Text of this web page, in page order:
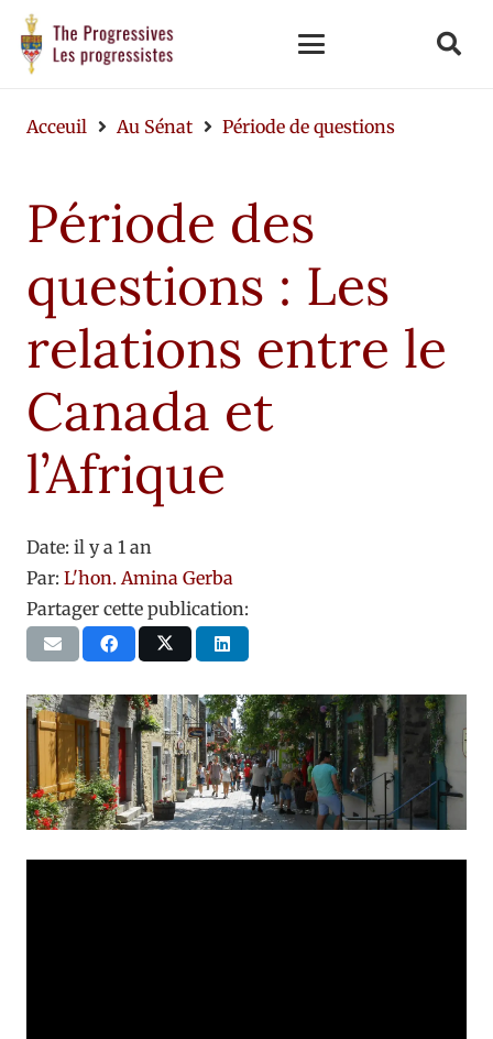
Acceuil Au Sénat Période de questions
Période des
questions : Les
relations entre le
Canada et
l’Afrique
Date: il y a 1 an
Par: L'hon. Amina Gerba
Partager cette publication: